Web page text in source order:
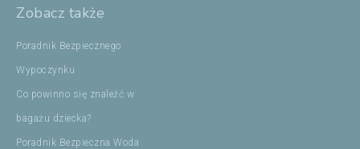
Zobacz także
Poradnik Bezpiecznego
Wypoczynku
Co powinno się znaleźć w
bagażu dziecka?
Poradnik Bezpieczna Woda